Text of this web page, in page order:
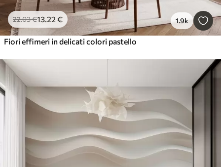
22.03€13.22 € 1.9k
Fiori effimeri in delicati colori pastello